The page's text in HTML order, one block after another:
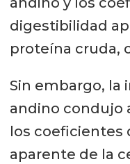
digestibilidad
proteína cruda,
Sin embargo, la
andino condujo
los coeficientes
aparente de la